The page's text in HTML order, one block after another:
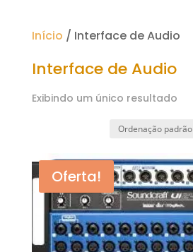
Início / Interface de Audio
Interface de Audio
Exibindo um único resultado
Oferta!